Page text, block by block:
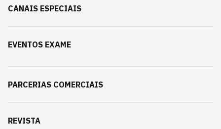
CANAIS ESPECIAIS
EVENTOS EXAME
PARCERIAS COMERCIAIS
REVISTA